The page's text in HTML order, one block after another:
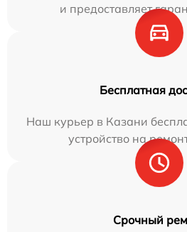
и предоставляет
Бесплатная
Наш курьер в Казани
устройство на
Срочный